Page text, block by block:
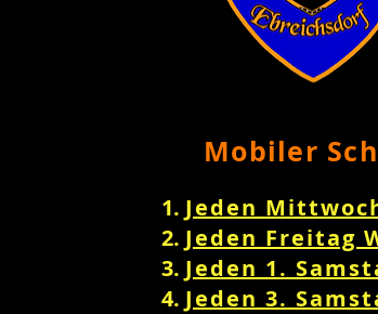
Mobiler
Jeden
Jeden Freitag
Jeden 1.
Jeden 3.